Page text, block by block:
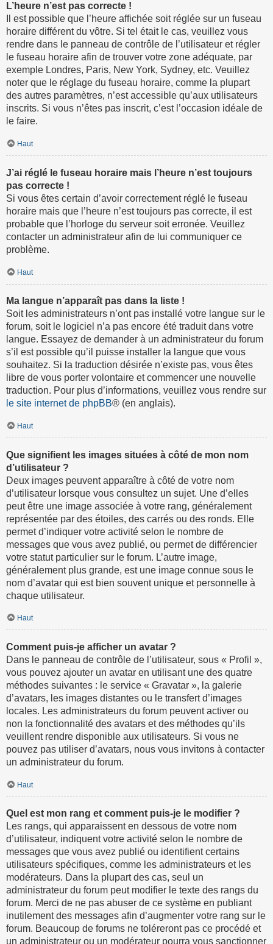
L’heure n’est pas correcte !
Il est possible que l’heure affichée soit réglée sur un fuseau
horaire différent du vôtre. Si tel était le cas, veuillez vous
rendre dans le panneau de contrôle de l’utilisateur et régler
le fuseau horaire afin de trouver votre zone adéquate, par
exemple Londres, Paris, New York, Sydney, etc. Veuillez
noter que le réglage du fuseau horaire, comme la plupart
des autres paramètres, n’est accessible qu’aux utilisateurs
inscrits. Si vous n’êtes pas inscrit, c’est l’occasion idéale de
le faire.
Haut
J’ai réglé le fuseau horaire mais l’heure n’est toujours
pas correcte !
Si vous êtes certain d’avoir correctement réglé le fuseau
horaire mais que l’heure n’est toujours pas correcte, il est
probable que l’horloge du serveur soit erronée. Veuillez
contacter un administrateur afin de lui communiquer ce
problème.
Haut
Ma langue n’apparaît pas dans la liste !
Soit les administrateurs n’ont pas installé votre langue sur le
forum, soit le logiciel n’a pas encore été traduit dans votre
langue. Essayez de demander à un administrateur du forum
s’il est possible qu’il puisse installer la langue que vous
souhaitez. Si la traduction désirée n’existe pas, vous êtes
libre de vous porter volontaire et commencer une nouvelle
traduction. Pour plus d’informations, veuillez vous rendre sur
le site internet de phpBB® (en anglais).
Haut
Que signifient les images situées à côté de mon nom
d’utilisateur ?
Deux images peuvent apparaître à côté de votre nom
d’utilisateur lorsque vous consultez un sujet. Une d’elles
peut être une image associée à votre rang, généralement
représentée par des étoiles, des carrés ou des ronds. Elle
permet d’indiquer votre activité selon le nombre de
messages que vous avez publié, ou permet de différencier
votre statut particulier sur le forum. L’autre image,
généralement plus grande, est une image connue sous le
nom d’avatar qui est bien souvent unique et personnelle à
chaque utilisateur.
Haut
Comment puis-je afficher un avatar ?
Dans le panneau de contrôle de l’utilisateur, sous « Profil »,
vous pouvez ajouter un avatar en utilisant une des quatre
méthodes suivantes : le service « Gravatar », la galerie
d’avatars, les images distantes ou le transfert d’images
locales. Les administrateurs du forum peuvent activer ou
non la fonctionnalité des avatars et des méthodes qu’ils
veuillent rendre disponible aux utilisateurs. Si vous ne
pouvez pas utiliser d’avatars, nous vous invitons à contacter
un administrateur du forum.
Haut
Quel est mon rang et comment puis-je le modifier ?
Les rangs, qui apparaissent en dessous de votre nom
d’utilisateur, indiquent votre activité selon le nombre de
messages que vous avez publié ou identifient certains
utilisateurs spécifiques, comme les administrateurs et les
modérateurs. Dans la plupart des cas, seul un
administrateur du forum peut modifier le texte des rangs du
forum. Merci de ne pas abuser de ce système en publiant
inutilement des messages afin d’augmenter votre rang sur le
forum. Beaucoup de forums ne toléreront pas ce procédé et
un administrateur ou un modérateur pourra vous sanctionner